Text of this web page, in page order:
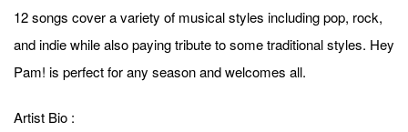
12 songs cover a variety of musical styles including pop, rock,
and indie while also paying tribute to some traditional styles. Hey
Pam! is perfect for any season and welcomes all.
Artist Bio :